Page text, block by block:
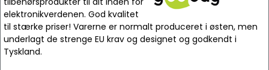
elektronikverdenen. God kvalitet
til stærke priser! Varerne er normalt produceret i østen, men
underlagt de strenge EU krav og designet og godkendt i
Tyskland.